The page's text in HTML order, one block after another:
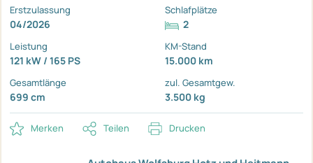
Erstzulassung
04/2026
Schlafplätze
2
Leistung
121 kW / 165 PS
KM-Stand
15.000 km
Gesamtlänge
699 cm
zul. Gesamtgew.
3.500 kg
Merken Teilen Drucken